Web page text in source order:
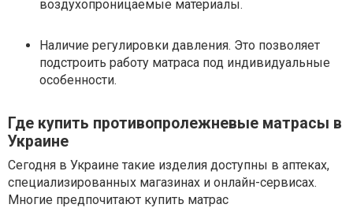
воздухопроницаемые материалы.
Наличие регулировки давления. Это позволяет
подстроить работу матраса под индивидуальные
особенности.
Где купить противопролежневые матрасы в
Украине
Сегодня в Украине такие изделия доступны в аптеках,
специализированных магазинах и онлайн-сервисах.
Многие предпочитают купить матрас